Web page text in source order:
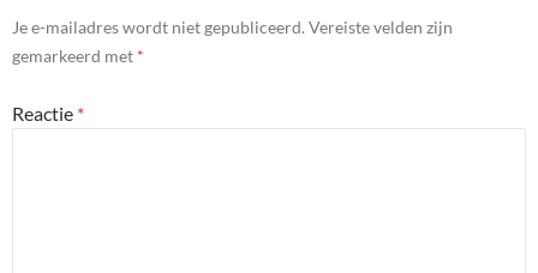
Je e-mailadres wordt niet gepubliceerd. Vereiste velden zijn
gemarkeerd met *
Reactie *